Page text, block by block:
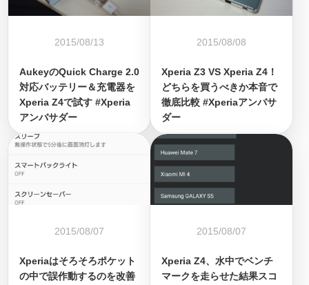
2015/08/13
AukeyのQuick Charge 2.0
対応バッテリー＆充電器を
Xperia Z4で試す #Xperia
アンバサダー
2015/08/08
Xperia Z3 VS Xperia Z4！
どちらを買うべきか本音で
徹底比較 #Xperiaアンバサ
ダー
2015/08/07
Xperiaはそろそろポケット
の中で誤作動するのを改善
2015/08/07
Xperia Z4、水中でベンチ
マークを走らせた結果スコ